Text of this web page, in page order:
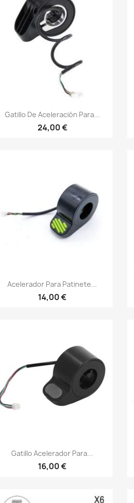
Vista rápida
Gatillo De Aceleración Para...
24,00 €
Vista rápida
Acelerador Para Patinete...
14,00 €
Vista rápida
Gatillo Acelerador Para...
16,00 €